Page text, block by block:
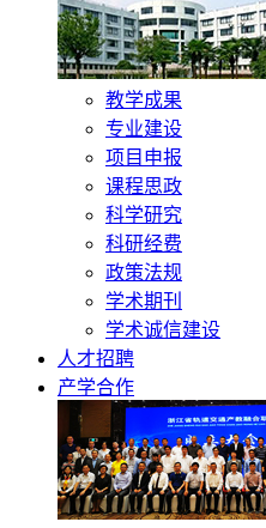
教学成果
专业建设
项目申报
课程思政
科学研究
科研经费
政策法规
学术期刊
学术诚信建设
人才招聘
产学合作